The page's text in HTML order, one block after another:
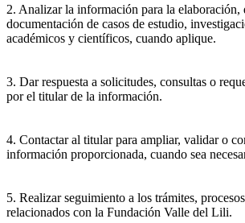
2. Analizar la información para la elaboración,
documentación de casos de estudio,
académicos y científicos, cuando aplique.
3. Dar respuesta a solicitudes, consultas o
por el titular de la información.
4. Contactar al titular para ampliar, validar o
información proporcionada, cuando sea
5. Realizar seguimiento a los trámites,
relacionados con la Fundación Valle del Lili.